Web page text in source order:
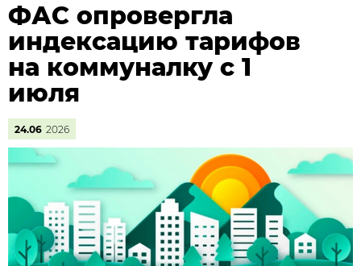
ФАС опровергла
индексацию тарифов
на коммуналку с 1
июля
24.06 2026